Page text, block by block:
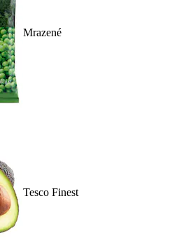
Mrazené
Tesco Finest